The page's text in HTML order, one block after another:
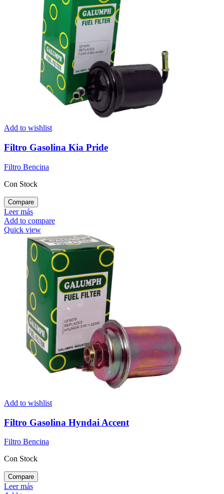
Add to wishlist
Filtro Gasolina Kia Pride
Filtro Bencina
Con Stock
Compare
Leer más
Add to compare
Quick view
Add to wishlist
Filtro Gasolina Hyndai Accent
Filtro Bencina
Con Stock
Compare
Leer más